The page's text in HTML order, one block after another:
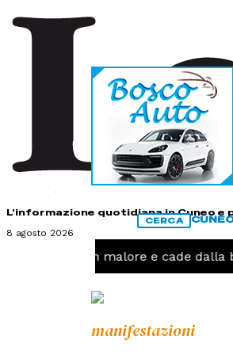
L'informazione quotidiana in Cuneo e
8 agosto 2026
CERCA
Ha un malore e cade dalla
manifestazioni